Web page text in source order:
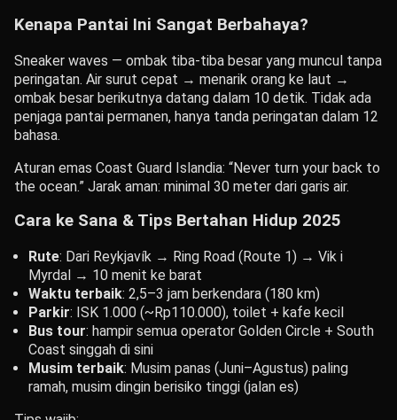
Kenapa Pantai Ini Sangat Berbahaya?
Sneaker waves — ombak tiba-tiba besar yang muncul tanpa
peringatan. Air surut cepat → menarik orang ke laut →
ombak besar berikutnya datang dalam 10 detik. Tidak ada
penjaga pantai permanen, hanya tanda peringatan dalam 12
bahasa.
Aturan emas Coast Guard Islandia: “Never turn your back to
the ocean.” Jarak aman: minimal 30 meter dari garis air.
Cara ke Sana & Tips Bertahan Hidup 2025
Rute: Dari Reykjavík → Ring Road (Route 1) → Vik i
Myrdal → 10 menit ke barat
Waktu terbaik: 2,5–3 jam berkendara (180 km)
Parkir: ISK 1.000 (~Rp110.000), toilet + kafe kecil
Bus tour: hampir semua operator Golden Circle + South
Coast singgah di sini
Musim terbaik: Musim panas (Juni–Agustus) paling
ramah, musim dingin berisiko tinggi (jalan es)